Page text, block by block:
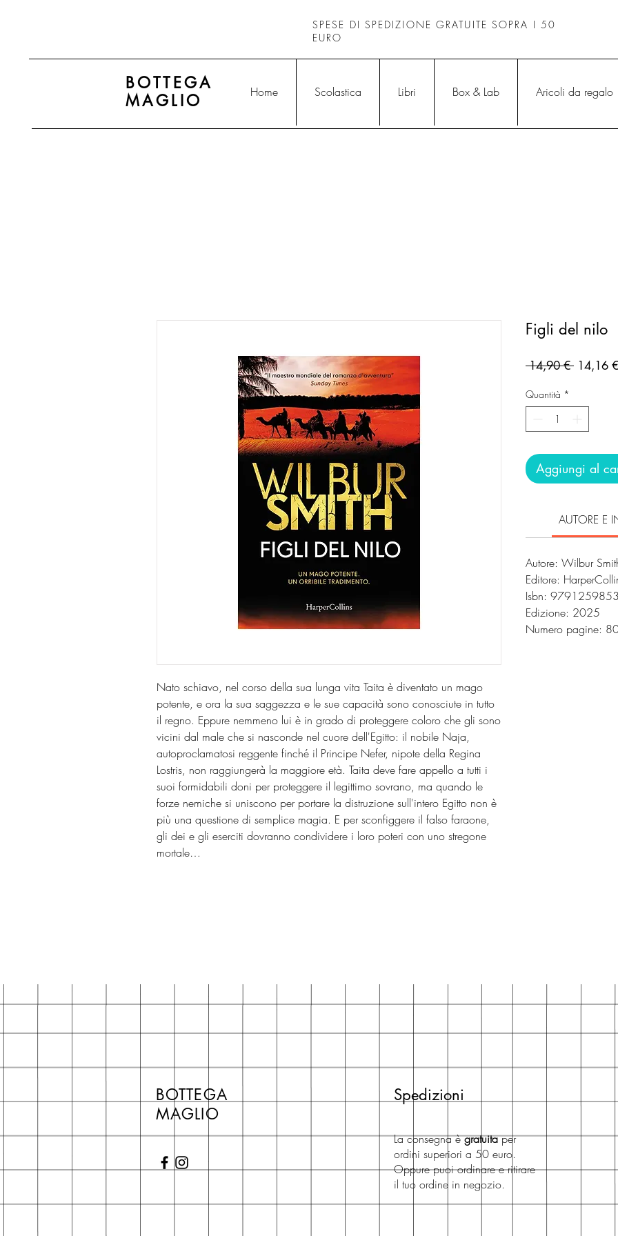
SPESE DI SPEDIZIONE GRATUITE SOPRA I 50
EURO
BOTTEGA
MAGLIO
Home Scolastica Libri Box & Lab Aricoli da regalo
Nato schiavo, nel corso della sua lunga vita Taita è diventato un mago
potente, e ora la sua saggezza e le sue capacità sono conosciute in tutto
il regno. Eppure nemmeno lui è in grado di proteggere coloro che gli sono
vicini dal male che si nasconde nel cuore dell'Egitto: il nobile Naja,
autoproclamatosi reggente finché il Principe Nefer, nipote della Regina
Lostris, non raggiungerà la maggiore età. Taita deve fare appello a tutti i
suoi formidabili doni per proteggere il legittimo sovrano, ma quando le
forze nemiche si uniscono per portare la distruzione sull'intero Egitto non è
più una questione di semplice magia. E per sconfiggere il falso faraone,
gli dei e gli eserciti dovranno condividere i loro poteri con uno stregone
mortale…
Figli del nilo
14,90 € Prezzo
14,16 €
Quantità *
Aggiungi al
AUTORE E
Autore: Wilbur
Editore:
Isbn:
Edizione: 2025
Numero pagine:
BOTTEGA
MAGLIO
Spedizioni
La consegna ègratuitaper
ordini superiori a 50 euro.
Oppure puoi ordinare e ritirare
il tuo ordine in negozio.